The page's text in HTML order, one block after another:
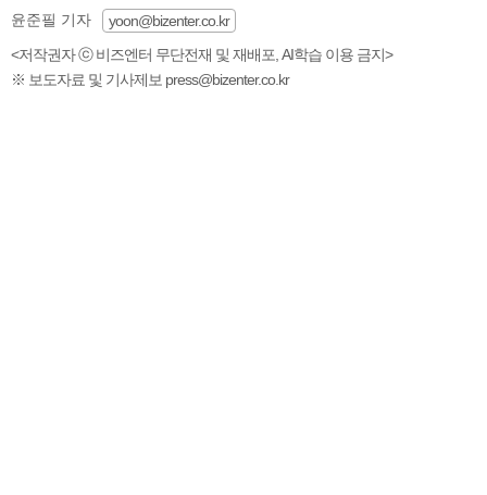
윤준필 기자
yoon@bizenter.co.kr
<저작권자 ⓒ 비즈엔터 무단전재 및 재배포, AI학습 이용 금지>
※ 보도자료 및 기사제보 press@bizenter.co.kr